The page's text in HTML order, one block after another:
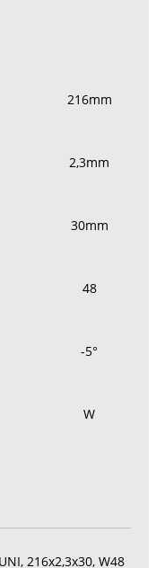
216mm
2,3mm
30mm
48
-5°
W
216x2,3x30, W48